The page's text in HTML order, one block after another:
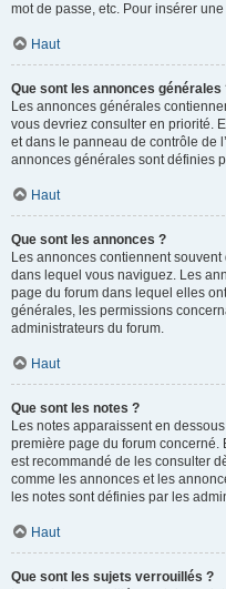
mot de passe, etc. Pour insérer
Haut
Que sont les annonces générales
Les annonces générales
vous devriez consulter en priorité.
et dans le panneau de contrôle de
annonces générales sont définies
Haut
Que sont les annonces ?
Les annonces contiennent
dans lequel vous naviguez. Les
page du forum dans lequel elles
générales, les permissions
administrateurs du forum.
Haut
Que sont les notes ?
Les notes apparaissent en
première page du forum concerné.
est recommandé de les consulter
comme les annonces et les
les notes sont définies par les
Haut
Que sont les sujets verrouillés ?